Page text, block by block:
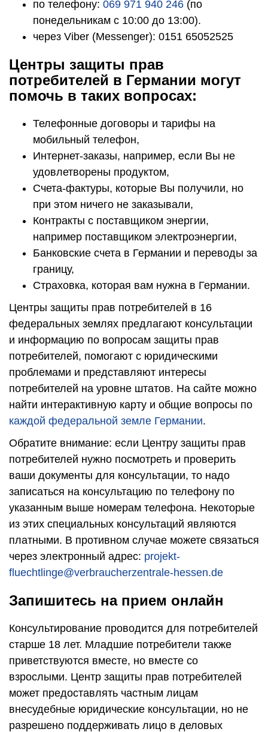
по телефону: 069 971 940 246 (по
понедельникам с 10:00 до 13:00).
через Viber (Messenger): 0151 65052525
Центры защиты прав
потребителей в Германии могут
помочь в таких вопросах:
Телефонные договоры и тарифы на
мобильный телефон,
Интернет-заказы, например, если Вы не
удовлетворены продуктом,
Счета-фактуры, которые Вы получили, но
при этом ничего не заказывали,
Контракты с поставщиком энергии,
например поставщиком электроэнергии,
Банковские счета в Германии и переводы за
границу,
Страховка, которая вам нужна в Германии.
Центры защиты прав потребителей в 16
федеральных землях предлагают консультации
и информацию по вопросам защиты прав
потребителей, помогают с юридическими
проблемами и представляют интересы
потребителей на уровне штатов. На сайте можно
найти интерактивную карту и общие вопросы по
каждой федеральной земле Германии.
Обратите внимание: если Центру защиты прав
потребителей нужно посмотреть и проверить
ваши документы для консультации, то надо
записаться на консультацию по телефону по
указанным выше номерам телефона. Некоторые
из этих специальных консультаций являются
платными. В противном случае можете связаться
через электронный адрес: projekt-
fluechtlinge@verbraucherzentrale-hessen.de
Запишитесь на прием онлайн
Консультирование проводится для потребителей
старше 18 лет. Младшие потребители также
приветствуются вместе, но вместе со
взрослыми. Центр защиты прав потребителей
может предоставлять частным лицам
внесудебные юридические консультации, но не
разрешено поддерживать лицо в деловых